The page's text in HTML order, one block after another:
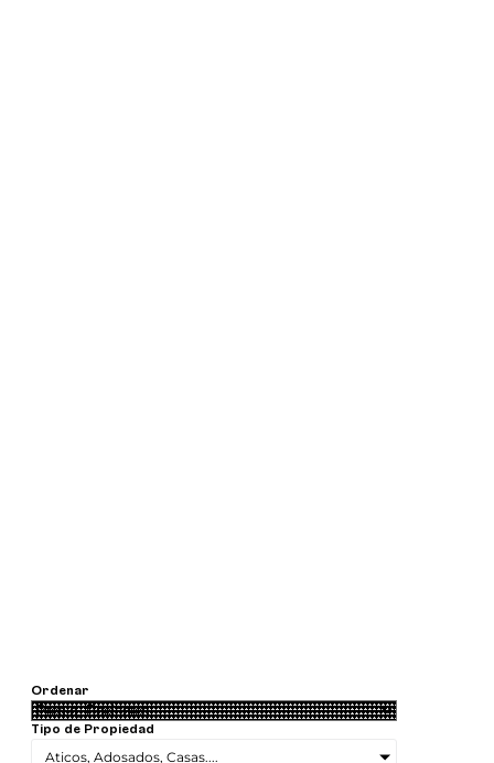
Ordenar
Tipo de Propiedad
Aticos, Adosados, Casas....